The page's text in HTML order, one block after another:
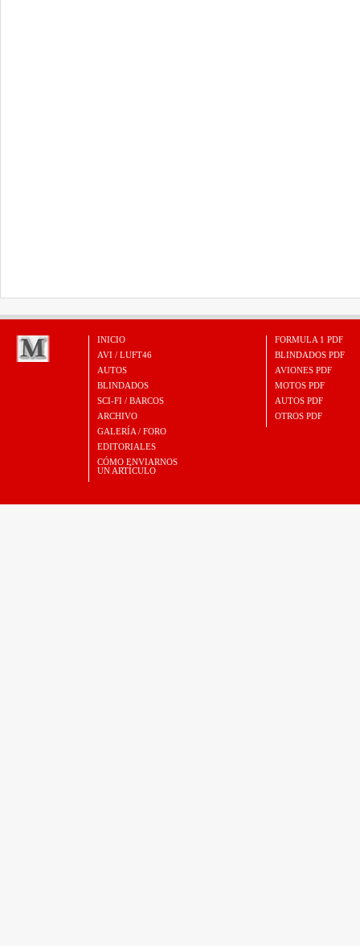
INICIO
AVI / LUFT46
AUTOS
BLINDADOS
SCI-FI / BARCOS
ARCHIVO
GALERÍA / FORO
EDITORIALES
CÓMO ENVIARNOS
UN ARTÍCULO
FORMULA 1 PDF
BLINDADOS PDF
AVIONES PDF
MOTOS PDF
AUTOS PDF
OTROS PDF